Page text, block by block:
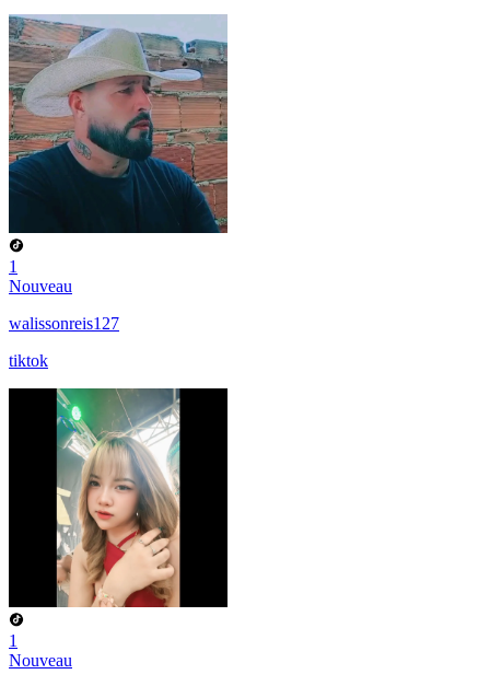
1
Nouveau
walissonreis127
tiktok
1
Nouveau